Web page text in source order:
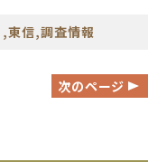
,東信,調査情報
次のページ